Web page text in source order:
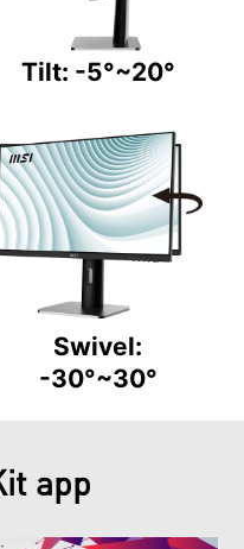
Tilt: -5°~20°
Swivel:
-30°~30°
app